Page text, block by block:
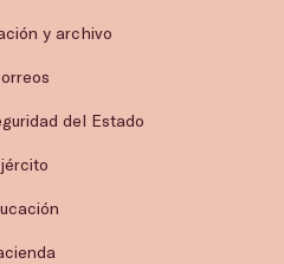
y archivo
del Estado